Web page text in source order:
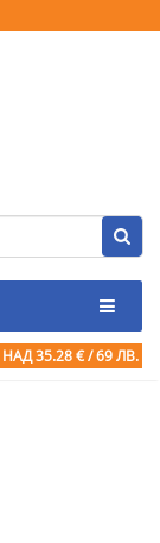
НАД 35.28 € / 69 ЛВ.